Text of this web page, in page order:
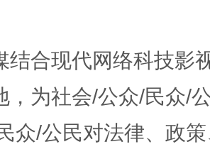
结合现代网络科技影
，为社会/公众/民众/
众/公民对法律、政